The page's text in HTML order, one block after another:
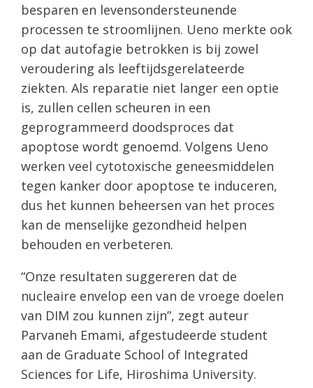
besparen en levensondersteunende
processen te stroomlijnen. Ueno merkte ook
op dat autofagie betrokken is bij zowel
veroudering als leeftijdsgerelateerde
ziekten. Als reparatie niet langer een optie
is, zullen cellen scheuren in een
geprogrammeerd doodsproces dat
apoptose wordt genoemd. Volgens Ueno
werken veel cytotoxische geneesmiddelen
tegen kanker door apoptose te induceren,
dus het kunnen beheersen van het proces
kan de menselijke gezondheid helpen
behouden en verbeteren.
“Onze resultaten suggereren dat de
nucleaire envelop een van de vroege doelen
van DIM zou kunnen zijn”, zegt auteur
Parvaneh Emami, afgestudeerde student
aan de Graduate School of Integrated
Sciences for Life, Hiroshima University.